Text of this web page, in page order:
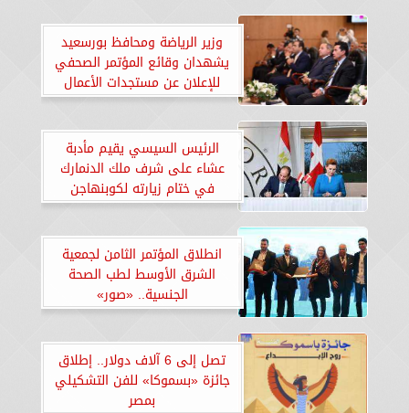
وزير الرياضة ومحافظ بورسعيد
يشهدان وقائع المؤتمر الصحفي
للإعلان عن مستجدات الأعمال
باستاد النادي المصري
الرئيس السيسي يقيم مأدبة
عشاء على شرف ملك الدنمارك
في ختام زيارته لكوبنهاجن
انطلاق المؤتمر الثامن لجمعية
الشرق الأوسط لطب الصحة
الجنسية.. «صور»
تصل إلى 6 آلاف دولار.. إطلاق
جائزة «بسموكا» للفن التشكيلي
بمصر